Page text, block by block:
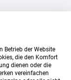
Betrieb der Website
die den Komfort
dienen oder die
vereinfachen